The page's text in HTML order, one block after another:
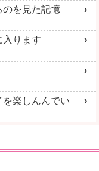
のを見た記憶
入ります
楽しんんでい